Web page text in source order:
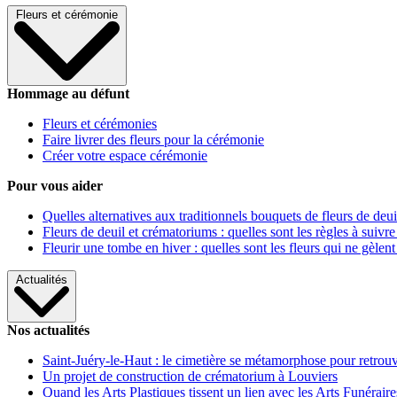
Fleurs et cérémonie
Hommage au défunt
Fleurs et cérémonies
Faire livrer des fleurs pour la cérémonie
Créer votre espace cérémonie
Pour vous aider
Quelles alternatives aux traditionnels bouquets de fleurs de
Fleurs de deuil et crématoriums : quelles sont les règles à
Fleurir une tombe en hiver : quelles sont les fleurs qui ne gèlent
Actualités
Nos actualités
Saint-Juéry-le-Haut : le cimetière se métamorphose pour
Un projet de construction de crématorium à Louviers
Quand les Arts Plastiques tissent un lien avec les Arts